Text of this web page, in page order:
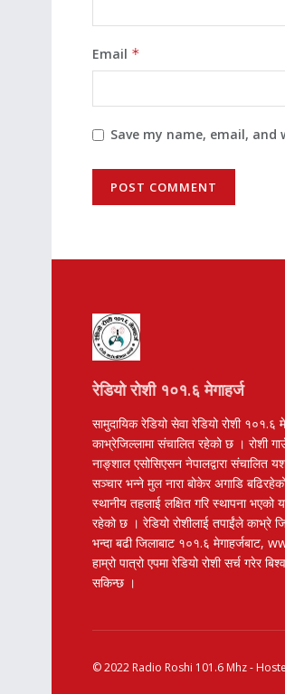
Email *
Save my name, email,
रेडियो रोशी १०१.६ मेगाहर्ज
सामुदायिक रेडियो सेवा रेडियो रोशी
काभ्रेजिल्लामा संचालित रहेको छ । रोशी
नाङ्शाल एसोसिएसन नेपालद्वारा संचालित
सञ्चार भन्ने मुल नारा बोकेर अगाडि
स्थानीय तहलाई लक्षित गरि स्थापना भएको
रहेको छ । रेडियो रोशीलाई तपाईंले काभ्रे
भन्दा बढी जिलाबाट १०१.६
हाम्रो पात्रो एपमा रेडियो रोशी सर्च गरेर
सकिन्छ ।
© 2022 Radio Roshi 101.6 Mhz-